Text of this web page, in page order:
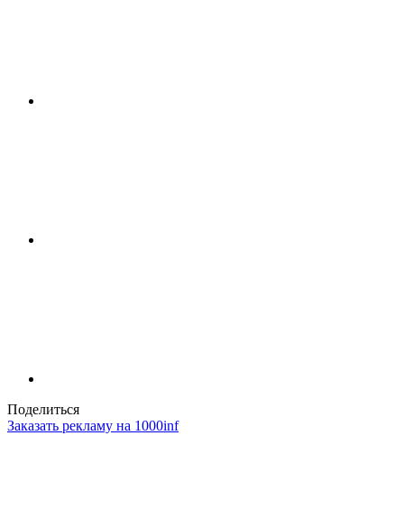
Поделиться
Заказать рекламу на 1000inf